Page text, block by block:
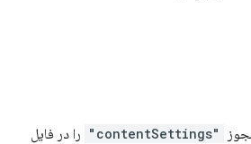
"contentSettings"
را در فایل